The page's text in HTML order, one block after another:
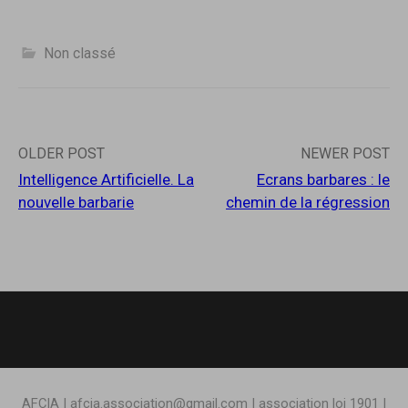
r
e r
mail…Non classé
Post
navigation
OLDER POST
Intelligence Artificielle. La
nouvelle barbarie
NEWER POST
Ecrans barbares : le
chemin de la régression
AFCIA | afcia.association@gmail.com | association loi 1901 |